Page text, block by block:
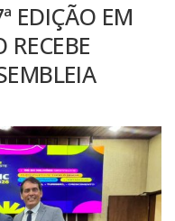
NOTÍCIAS
EDIÇÃO EM
RECEBE